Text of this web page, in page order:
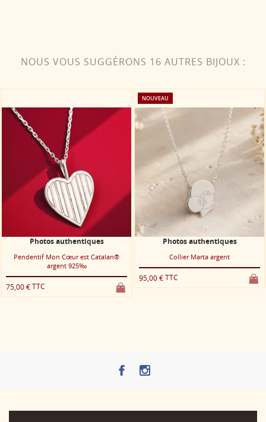
NOUS VOUS SUGGÉRONS 16 AUTRES BIJOUX :
Photos authentiques
Collier Marta argent
95,00 €TTC
Photos
Pendentif Casals